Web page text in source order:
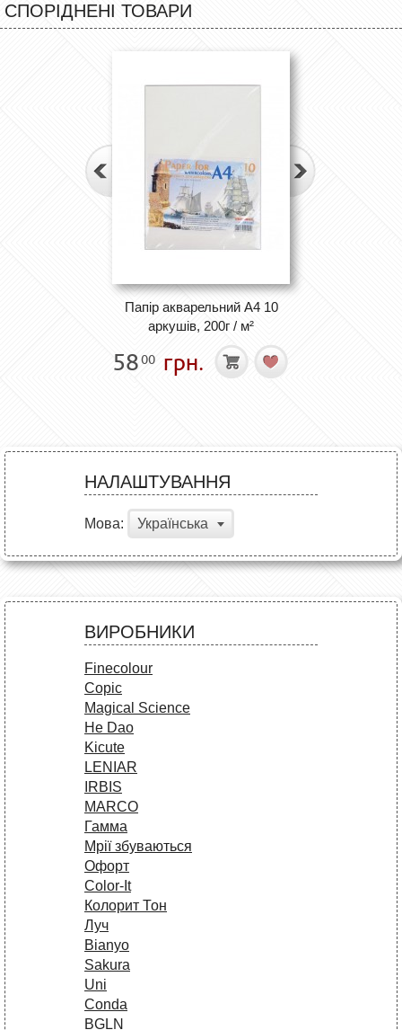
СПОРІДНЕНІ ТОВАРИ
Папір акварельний А4 10
аркушів, 200г / м²
5800 грн.
НАЛАШТУВАННЯ
Мова: Українська
ВИРОБНИКИ
Finecolour
Copic
Magical Science
He Dao
Kicute
LENIAR
IRBIS
MARCO
Гамма
Мрії збуваються
Офорт
Сolor-It
Колорит Тон
Луч
Bianyo
Sakura
Uni
Conda
BGLN